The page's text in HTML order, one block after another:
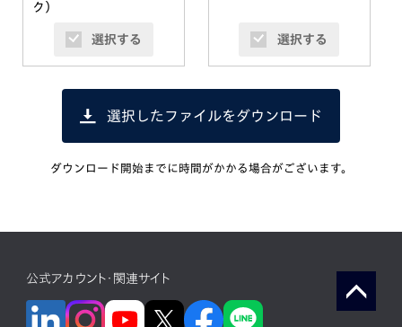
ク）
選択する 選択する
選択したファイルをダウンロード
ダウンロード開始までに時間がかかる場合がございます。
公式アカウント・関連サイト